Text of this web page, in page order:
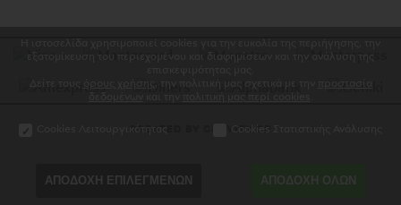
CREATED BY GRAVITY.GR
Η ιστοσελίδα χρησιμοποιεί cookies για την ευκολία της περιήγησης, την
εξατομίκευση του περιεχομένου και διαφημίσεων και την ανάλυση της
όρους χρήσης , την πολιτική μας σχετικά με την
προστασία
δεδομένων
και την πολιτική μας περί cookies
Cookies Λειτουργικότητας Cookies Στατιστικής Ανάλυσης
ΑΠΟΔΟΧΗ ΕΠΙΛΕΓΜΕΝΩΝ ΑΠΟΔΟΧΗ ΟΛΩΝ